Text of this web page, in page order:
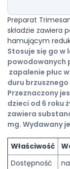
Preparat
składzie zawiera
hamującym
Stosuje się go w
powodowanych
zapalenie płuc
duru
Przeznaczony
dzieci od 6 roku
zawiera
mg. Wydawany
Właściwość
Dostępność